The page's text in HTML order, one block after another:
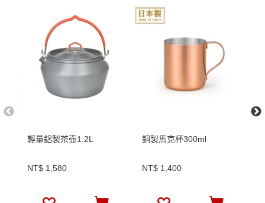
輕量鋁製茶壺1.2L
NT$ 1,580
銅製馬克杯300ml
NT$ 1,400